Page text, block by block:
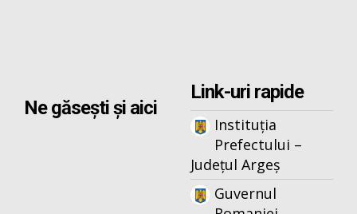
Ne găsești și aici
Link-uri rapide
Instituția
Prefectului –
Județul Argeș
Guvernul